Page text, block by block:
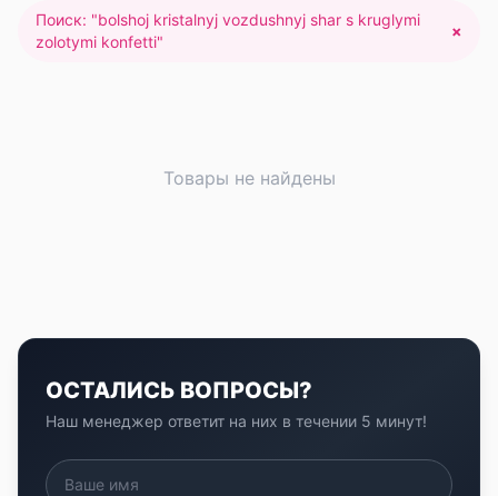
Поиск: "bolshoj kristalnyj vozdushnyj shar s kruglymi
zolotymi konfetti"
×
Товары не найдены
ОСТАЛИСЬ ВОПРОСЫ?
Наш менеджер ответит на них в течении 5 минут!